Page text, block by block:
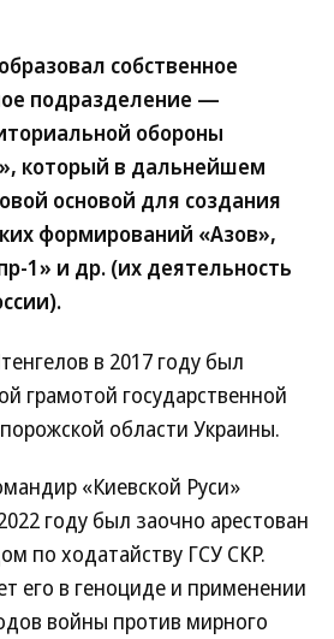
собственное
подразделение —
обороны
который в дальнейшем
основой для создания
формирований «Азов»,
1» и др. (их деятельность
в 2017 году был
грамотой государственной
области Украины.
«Киевской Руси»
году был заочно арестован
по ходатайству ГСУ СКР.
его в геноциде и применении
войны против мирного